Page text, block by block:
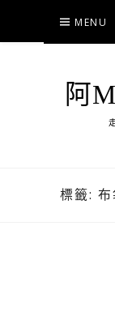
content
MENU
阿
標籤: